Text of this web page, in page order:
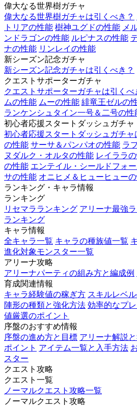
偉大なる世界樹ガチャ
偉大なる世界樹ガチャは引くべき？
トリアの性能 樹神ユグドの性能 メ
ンドラゴンの性能 ルピナスの性能
ナの性能 リンレイの性能
新シーズン記念ガチャ
新シーズン記念ガチャは引くべき？
クエストサポーターガチャ
クエストサポーターガチャは引くべ
ムの性能 ムーの性能 緋竜王ゼルの
ランケンシュタイン一号＆二号の性
初心者応援スタートダッシュガチャ
初心者応援スタートダッシュガチャ
の性能 サーサ＆パンパオの性能 ラ
ヌダルク・オルタの性能 レイララ
の性能 エンテイル・シールドフォ
サの性能 オニヒメ＆ヒューヒュー
ランキング・キャラ情報
ランキング
リセマラランキング アリーナ最強
ランキング
キャラ情報
全キャラ一覧 キャラの種族値一覧
進化対象モンスター一覧
アリーナ攻略
アリーナパーティの組み方と編成例
育成関連情報
キャラ経験値の稼ぎ方 スキルレベ
陣形の種類と強化方法 効率的なプ
値厳選のポイント
序盤のおすすめ情報
序盤の進め方と目標 アリーナ解説
ポイント アイテム一覧と入手方法
スター
クエスト攻略
クエスト一覧
ノーマルクエスト攻略一覧
ノーマルクエスト攻略